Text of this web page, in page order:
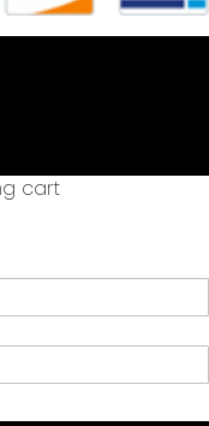
cart